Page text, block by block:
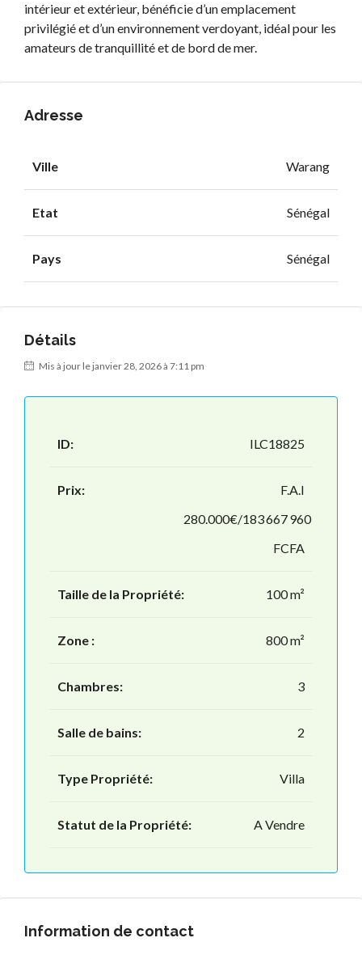
intérieur et extérieur, bénéficie d’un emplacement
privilégié et d’un environnement verdoyant, idéal pour les
amateurs de tranquillité et de bord de mer.
Adresse
Ville Warang
Etat Sénégal
Pays Sénégal
Détails
Mis à jour le janvier 28, 2026 à 7:11 pm
ID: ILC18825
Prix:
F.A.I
280.000€/183 667 960
FCFA
Taille de la Propriété: 100 m²
Zone : 800 m²
Chambres: 3
Salle de bains: 2
Type Propriété: Villa
Statut de la Propriété: A Vendre
Information de contact